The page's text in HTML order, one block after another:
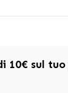
10€ sul